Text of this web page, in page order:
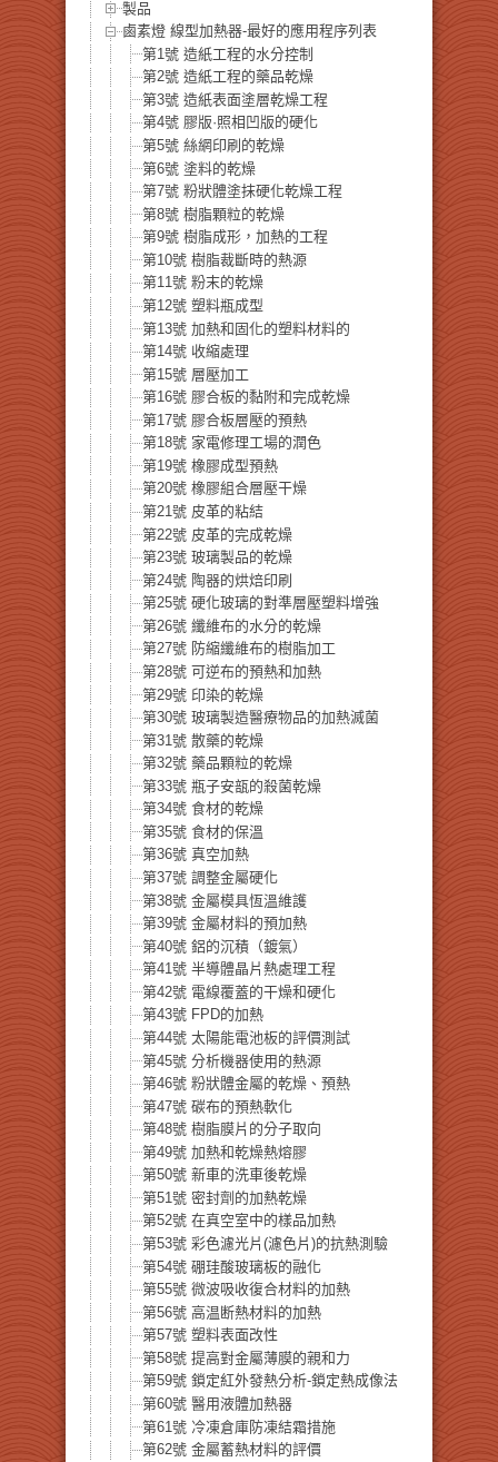
製品
鹵素燈 線型加熱器-最好的應用程序列表
第1號 造紙工程的水分控制
第2號 造紙工程的藥品乾燥
第3號 造紙表面塗層乾燥工程
第4號 膠版·照相凹版的硬化
第5號 絲網印刷的乾燥
第6號 塗料的乾燥
第7號 粉狀體塗抹硬化乾燥工程
第8號 樹脂顆粒的乾燥
第9號 樹脂成形，加熱的工程
第10號 樹脂裁斷時的熱源
第11號 粉末的乾燥
第12號 塑料瓶成型
第13號 加熱和固化的塑料材料的
第14號 收縮處理
第15號 層壓加工
第16號 膠合板的黏附和完成乾燥
第17號 膠合板層壓的預熱
第18號 家電修理工場的潤色
第19號 橡膠成型預熱
第20號 橡膠組合層壓干燥
第21號 皮革的粘結
第22號 皮革的完成乾燥
第23號 玻璃製品的乾燥
第24號 陶器的烘焙印刷
第25號 硬化玻璃的對準層壓塑料增強
第26號 纖維布的水分的乾燥
第27號 防縮纖維布的樹脂加工
第28號 可逆布的預熱和加熱
第29號 印染的乾燥
第30號 玻璃製造醫療物品的加熱滅菌
第31號 散藥的乾燥
第32號 藥品顆粒的乾燥
第33號 瓶子安瓿的殺菌乾燥
第34號 食材的乾燥
第35號 食材的保溫
第36號 真空加熱
第37號 調整金屬硬化
第38號 金屬模具恆溫維護
第39號 金屬材料的預加熱
第40號 鋁的沉積（鍍氣）
第41號 半導體晶片熱處理工程
第42號 電線覆蓋的干燥和硬化
第43號 FPD的加熱
第44號 太陽能電池板的評價測試
第45號 分析機器使用的熱源
第46號 粉狀體金屬的乾燥、預熱
第47號 碳布的預熱軟化
第48號 樹脂膜片的分子取向
第49號 加熱和乾燥熱熔膠
第50號 新車的洗車後乾燥
第51號 密封劑的加熱乾燥
第52號 在真空室中的樣品加熱
第53號 彩色濾光片(濾色片)的抗熱測驗
第54號 硼珪酸玻璃板的融化
第55號 微波吸收復合材料的加熱
第56號 高温断熱材料的加熱
第57號 塑料表面改性
第58號 提高對金屬薄膜的親和力
第59號 鎖定紅外發熱分析-鎖定熱成像法
第60號 醫用液體加熱器
第61號 冷凍倉庫防凍結霜措施
第62號 金屬蓄熱材料的評價